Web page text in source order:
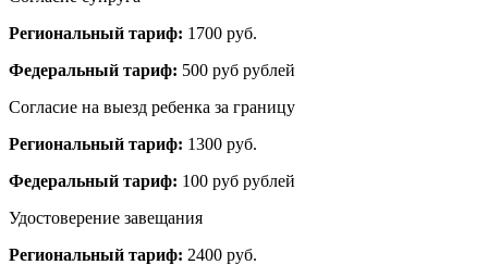
Региональный тариф: 1700 руб.
Федеральный тариф: 500 руб рублей
Согласие на выезд ребенка за границу
Региональный тариф: 1300 руб.
Федеральный тариф: 100 руб рублей
Удостоверение завещания
Региональный тариф: 2400 руб.